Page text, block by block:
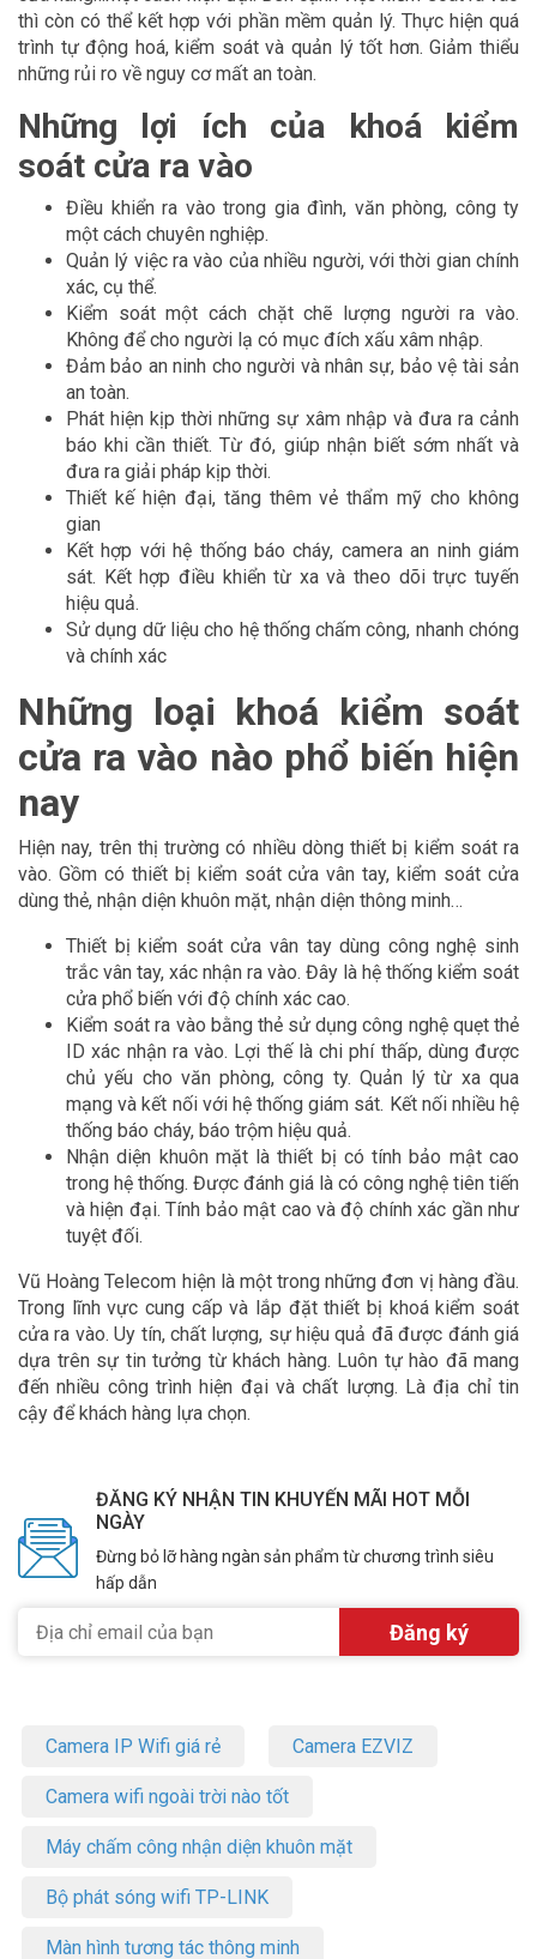
thì còn có thể kết hợp với phần mềm quản lý. Thực hiện quá
trình tự động hoá, kiểm soát và quản lý tốt hơn. Giảm thiểu
những rủi ro về nguy cơ mất an toàn.
Những lợi ích của khoá kiểm
soát cửa ra vào
Điều khiển ra vào trong gia đình, văn phòng, công ty
một cách chuyên nghiệp.
Quản lý việc ra vào của nhiều người, với thời gian chính
xác, cụ thể.
Kiểm soát một cách chặt chẽ lượng người ra vào.
Không để cho người lạ có mục đích xấu xâm nhập.
Đảm bảo an ninh cho người và nhân sự, bảo vệ tài sản
an toàn.
Phát hiện kịp thời những sự xâm nhập và đưa ra cảnh
báo khi cần thiết. Từ đó, giúp nhận biết sớm nhất và
đưa ra giải pháp kịp thời.
Thiết kế hiện đại, tăng thêm vẻ thẩm mỹ cho không
gian
Kết hợp với hệ thống báo cháy, camera an ninh giám
sát. Kết hợp điều khiển từ xa và theo dõi trực tuyến
hiệu quả.
Sử dụng dữ liệu cho hệ thống chấm công, nhanh chóng
và chính xác
Những loại khoá kiểm soát
cửa ra vào nào phổ biến hiện
nay
Hiện nay, trên thị trường có nhiều dòng thiết bị kiểm soát ra
vào. Gồm có thiết bị kiểm soát cửa vân tay, kiểm soát cửa
dùng thẻ, nhận diện khuôn mặt, nhận diện thông minh…
Thiết bị kiểm soát cửa vân tay dùng công nghệ sinh
trắc vân tay, xác nhận ra vào. Đây là hệ thống kiểm soát
cửa phổ biến với độ chính xác cao.
Kiểm soát ra vào bằng thẻ sử dụng công nghệ quẹt thẻ
ID xác nhận ra vào. Lợi thế là chi phí thấp, dùng được
chủ yếu cho văn phòng, công ty. Quản lý từ xa qua
mạng và kết nối với hệ thống giám sát. Kết nối nhiều hệ
thống báo cháy, báo trộm hiệu quả.
Nhận diện khuôn mặt là thiết bị có tính bảo mật cao
trong hệ thống. Được đánh giá là có công nghệ tiên tiến
và hiện đại. Tính bảo mật cao và độ chính xác gần như
tuyệt đối.
Vũ Hoàng Telecom hiện là một trong những đơn vị hàng đầu.
Trong lĩnh vực cung cấp và lắp đặt thiết bị khoá kiểm soát
cửa ra vào. Uy tín, chất lượng, sự hiệu quả đã được đánh giá
dựa trên sự tin tưởng từ khách hàng. Luôn tự hào đã mang
đến nhiều công trình hiện đại và chất lượng. Là địa chỉ tin
cậy để khách hàng lựa chọn.
ĐĂNG KÝ NHẬN TIN KHUYẾN MÃI HOT MỖI
NGÀY
Đừng bỏ lỡ hàng ngàn sản phẩm từ chương trình siêu
hấp dẫn
Camera IP Wifi giá rẻ Camera EZVIZ
Camera wifi ngoài trời nào tốt
Máy chấm công nhận diện khuôn mặt
Bộ phát sóng wifi TP-LINK
Màn hình tương tác thông minh